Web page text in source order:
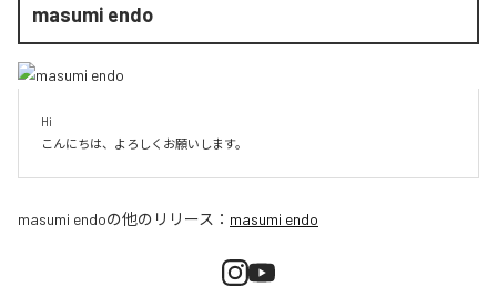
masumi endo
Hi
こんにちは、よろしくお願いします。
masumi endoの他のリリース： masumi endo